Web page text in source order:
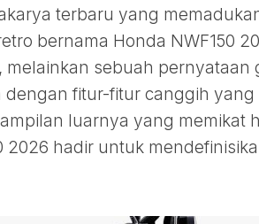
terbaru yang
bernama Honda NWF150
sebuah pernyataan
fitur-fitur canggih
luarnya yang memikat
2026 hadir untuk